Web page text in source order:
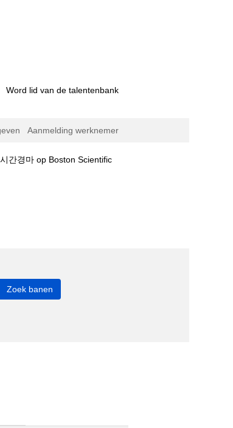
Word lid van de talentenbank
Aanmelding werknemer
간경마 op Boston Scientific(huidige